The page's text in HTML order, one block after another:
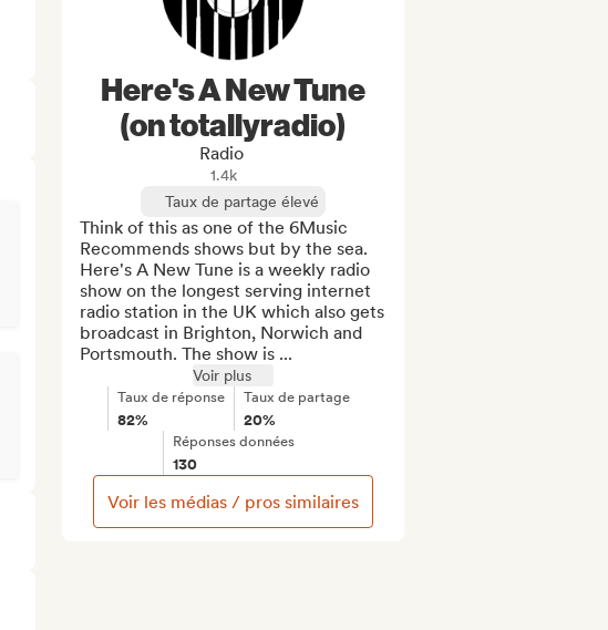
Here's A New Tune
(on totallyradio)
Radio
1.4k
Taux de partage élevé
Think of this as one of the 6Music
Recommends shows but by the sea.
Here's A New Tune is a weekly radio
show on the longest serving internet
radio station in the UK which also gets
broadcast in Brighton, Norwich and
Portsmouth. The show is ...
Voir plus
Taux de réponse
82%
Taux de partage
20%
Réponses données
130
Voir les médias / pros similaires